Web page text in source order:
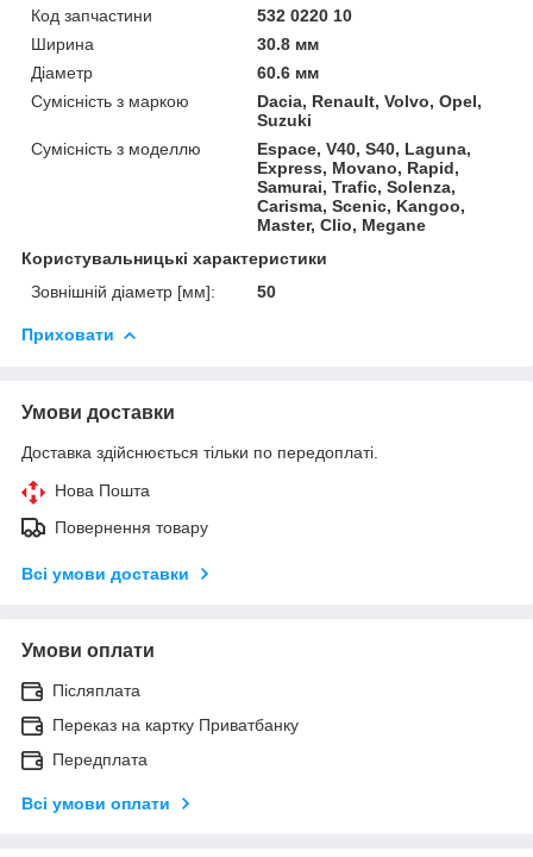
Код запчастини
532 0220 10
Ширина
30.8 мм
Діаметр
60.6 мм
Сумісність з маркою
Dacia, Renault, Volvo, Opel,
Suzuki
Сумісність з моделлю
Espace, V40, S40, Laguna,
Express, Movano, Rapid,
Samurai, Trafic, Solenza,
Carisma, Scenic, Kangoo,
Master, Clio, Megane
Користувальницькі характеристики
Зовнішній діаметр [мм]:
50
Приховати
Умови доставки
Доставка здійснюється тільки по передоплаті.
Нова Пошта
Повернення товару
Всі умови доставки
Умови оплати
Післяплата
Переказ на картку Приватбанку
Передплата
Всі умови оплати